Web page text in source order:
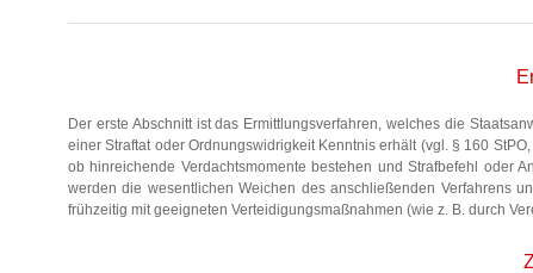
Der erste Abschnitt ist das Ermittlungsverfahren, welches die
einer Straftat oder Ordnungswidrigkeit Kenntnis erhält (vgl. § 160
ob hinreichende Verdachtsmomente bestehen und Strafbefehl oder
werden die wesentlichen Weichen des anschließenden Verfahrens
frühzeitig mit geeigneten Verteidigungsmaßnahmen (wie z. B. durch